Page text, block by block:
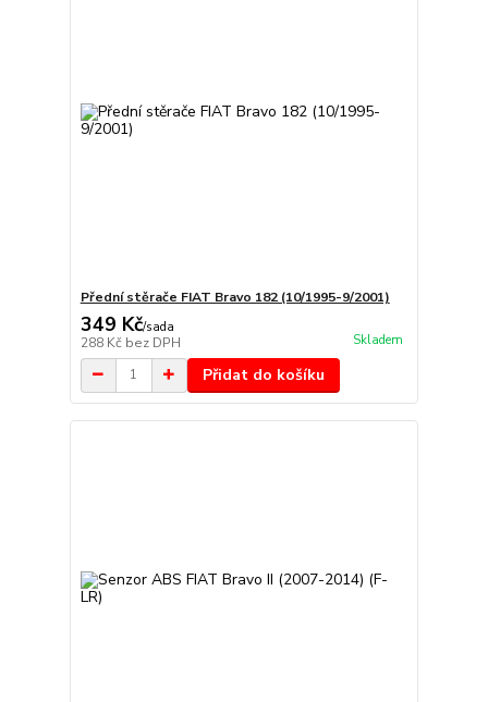
Přední stěrače FIAT Bravo 182 (10/1995-9/2001)
349 Kč/sada
288 Kč bez DPH Skladem
Přidat do košíku